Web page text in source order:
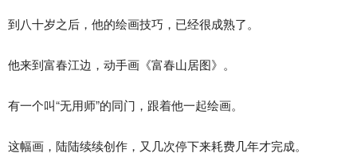
到八十岁之后，他的绘画技巧，已经很成熟了。
他来到富春江边，动手画《富春山居图》。
有一个叫“无用师”的同门，跟着他一起绘画。
这幅画，陆陆续续创作，又几次停下来耗费几年才完成。